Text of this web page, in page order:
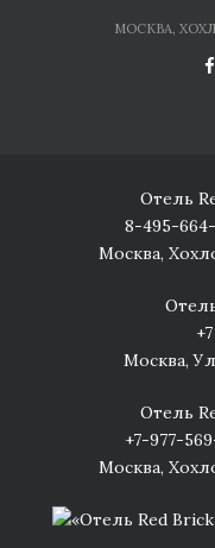
МОСКВА,
Отель
8-495-
Москва,
Москва,
Отель
+7-977-
Москва,